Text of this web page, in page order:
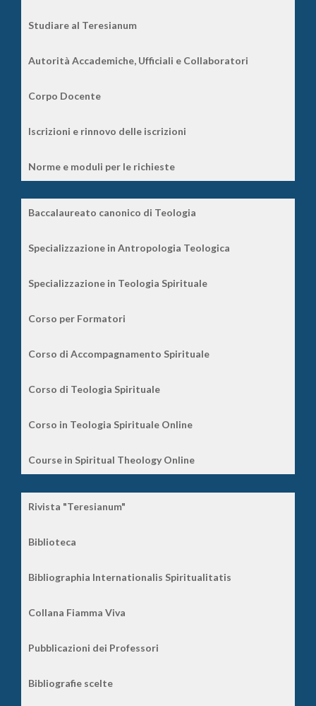
Studiare al Teresianum
Autorità Accademiche, Ufficiali e Collaboratori
Corpo Docente
Iscrizioni e rinnovo delle iscrizioni
Norme e moduli per le richieste
Baccalaureato canonico di Teologia
Specializzazione in Antropologia Teologica
Specializzazione in Teologia Spirituale
Corso per Formatori
Corso di Accompagnamento Spirituale
Corso di Teologia Spirituale
Corso in Teologia Spirituale Online
Course in Spiritual Theology Online
Rivista "Teresianum"
Biblioteca
Bibliographia Internationalis Spiritualitatis
Collana Fiamma Viva
Pubblicazioni dei Professori
Bibliografie scelte